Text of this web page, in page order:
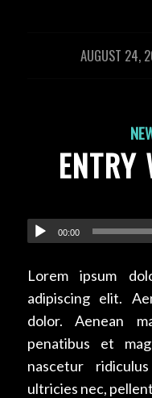
AUGUST 24,
/
00:00
Lorem ipsum
adipiscing elit.
dolor. Aenean
penatibus et
nascetur
ultricies nec,